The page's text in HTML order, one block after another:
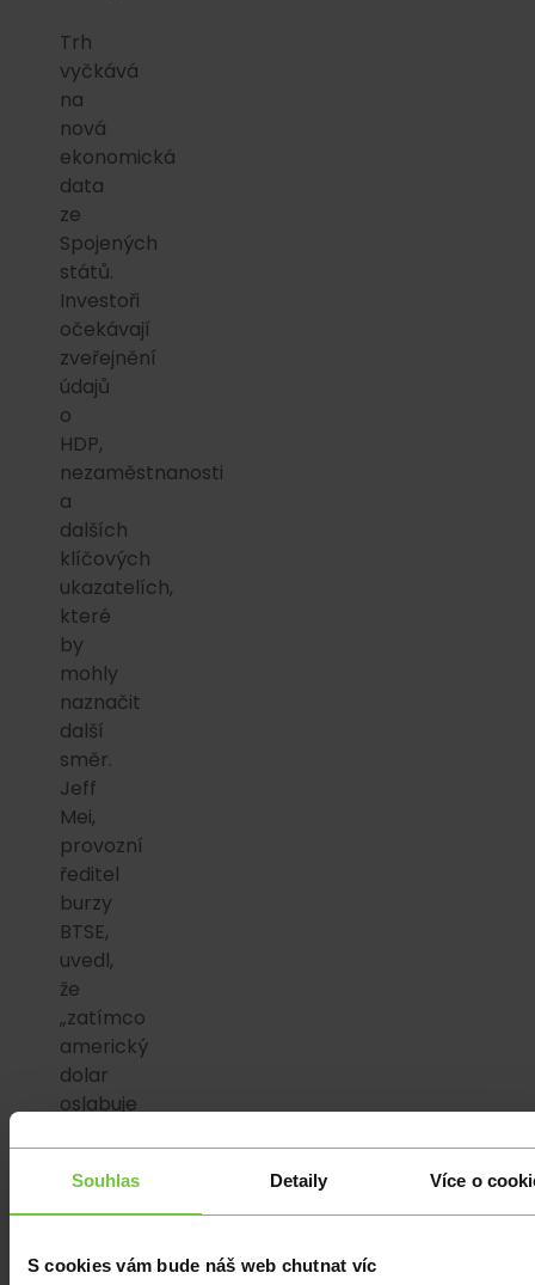
Souhlas Detaily Více o
S cookies vám bude náš web chutnat víc
Trh
vyčkává
na
nová
ekonomická
data
ze
Spojených
států.
Investoři
očekávají
zveřejnění
údajů
o
HDP,
nezaměstnanosti
a
dalších
klíčových
ukazatelích,
které
by
mohly
naznačit
další
směr.
Jeff
Mei,
provozní
ředitel
burzy
BTSE,
uvedl,
že
„zatímco
americký
dolar
oslabuje
investoři
diverzifikují
jiných